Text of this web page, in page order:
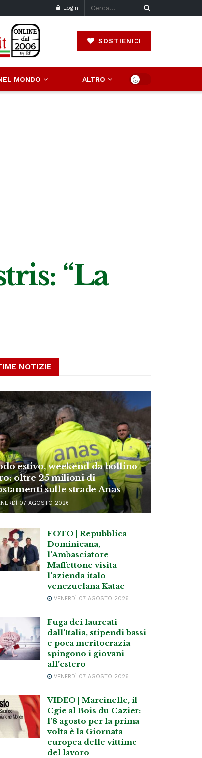
Login
SOSTIENICI
MONDO ALTRO
“La
NOTIZIE
estivo, weekend da bollino
oltre 25 milioni di
sulle strade Anas
07 AGOSTO 2026
FOTO | Repubblica
Dominicana,
l’Ambasciatore
Maffettone visita
l’azienda italo-
venezuelana Katae
VENERDÌ 07 AGOSTO 2026
Fuga dei laureati
dall’Italia, stipendi bassi
e poca meritocrazia
spingono i giovani
all’estero
VENERDÌ 07 AGOSTO 2026
VIDEO | Marcinelle, il
Cgie al Bois du Cazier:
l’8 agosto per la prima
volta è la Giornata
europea delle vittime
del lavoro